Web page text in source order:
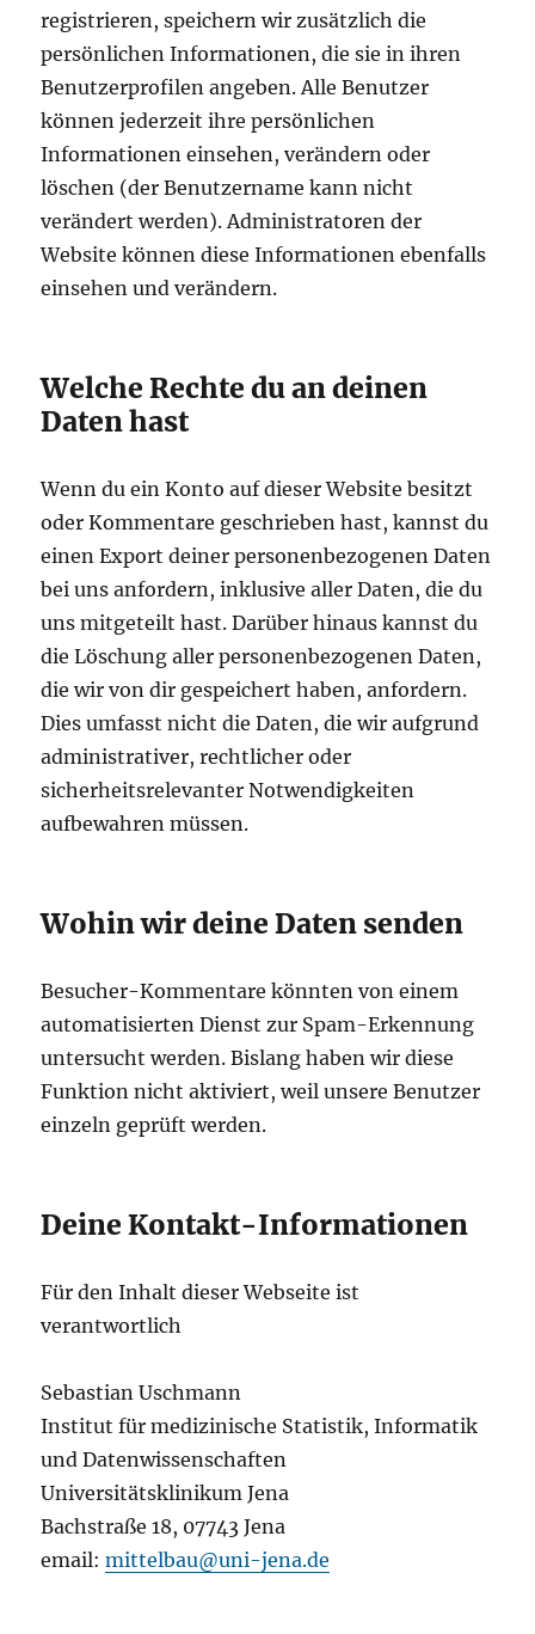
registrieren, speichern wir zusätzlich die
persönlichen Informationen, die sie in ihren
Benutzerprofilen angeben. Alle Benutzer
können jederzeit ihre persönlichen
Informationen einsehen, verändern oder
löschen (der Benutzername kann nicht
verändert werden). Administratoren der
Website können diese Informationen ebenfalls
einsehen und verändern.
Welche Rechte du an deinen
Daten hast
Wenn du ein Konto auf dieser Website besitzt
oder Kommentare geschrieben hast, kannst du
einen Export deiner personenbezogenen Daten
bei uns anfordern, inklusive aller Daten, die du
uns mitgeteilt hast. Darüber hinaus kannst du
die Löschung aller personenbezogenen Daten,
die wir von dir gespeichert haben, anfordern.
Dies umfasst nicht die Daten, die wir aufgrund
administrativer, rechtlicher oder
sicherheitsrelevanter Notwendigkeiten
aufbewahren müssen.
Wohin wir deine Daten senden
Besucher-Kommentare könnten von einem
automatisierten Dienst zur Spam-Erkennung
untersucht werden. Bislang haben wir diese
Funktion nicht aktiviert, weil unsere Benutzer
einzeln geprüft werden.
Deine Kontakt-Informationen
Für den Inhalt dieser Webseite ist
verantwortlich
Sebastian Uschmann
Institut für medizinische Statistik, Informatik
und Datenwissenschaften
Universitätsklinikum Jena
Bachstraße 18, 07743 Jena
email:mittelbau@uni-jena.de